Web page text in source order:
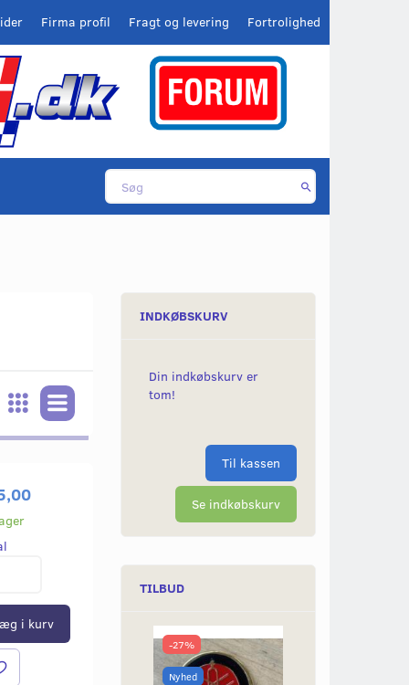
Fortrolighed
Fragt og levering
Firma profil
i kurv
INDKØBSKURV
Din indkøbskurv er
tom!
Til kassen
Se indkøbskurv
TILBUD
-27%
Nyhed